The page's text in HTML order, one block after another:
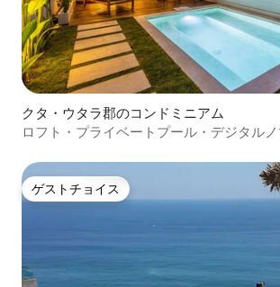
クタ・ウタラ郡のコンドミニアム
ロフト・プライベートプール・デジタル
ゲストチョイス
ゲストチョイス